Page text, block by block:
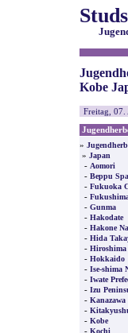
Kobe
Freitag, 07.
»
» Japan
- Aomori
- Beppu
- Fukuoka
-
- Gunma
- Hakodate
- Hakone
- Hida
- Hiroshima
- Hokkaido
- Ise-shima
- Iwate
- Izu
- Kanazawa
-
- Kobe
- Kochi